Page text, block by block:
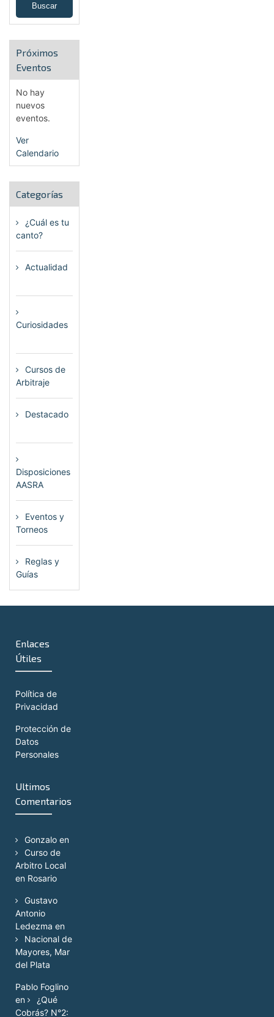
Próximos
Eventos
No hay
nuevos
eventos.
Ver
Calendario
Categorías
¿Cuál es tu
canto?
Actualidad
Curiosidades
Cursos de
Arbitraje
Destacado
Disposiciones
AASRA
Eventos y
Torneos
Reglas y
Guías
Enlaces
Útiles
Política de
Privacidad
Protección de
Datos
Personales
Ultimos
Comentarios
Gonzalo en
Curso de
Arbitro Local
en Rosario
Gustavo
Antonio
Ledezma en
Nacional de
Mayores, Mar
del Plata
Pablo Foglino
en
¿Qué
Cobrás? N°2: